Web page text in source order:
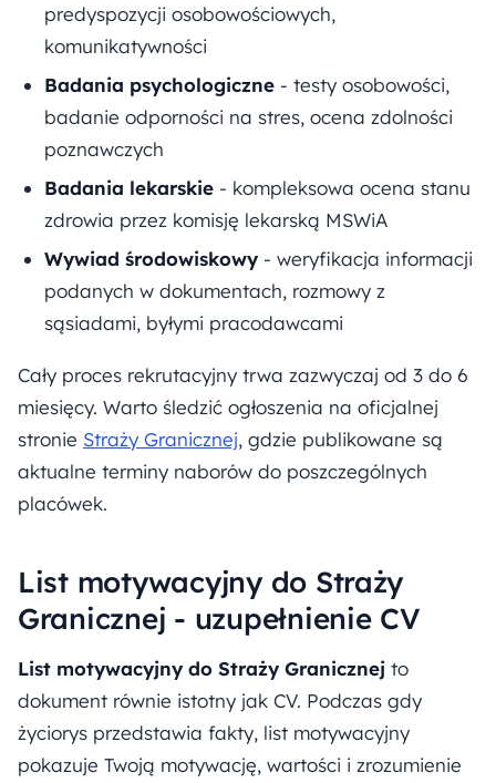
predyspozycji osobowościowych,
komunikatywności
Badania psychologiczne - testy osobowości,
badanie odporności na stres, ocena zdolności
poznawczych
Badania lekarskie - kompleksowa ocena stanu
zdrowia przez komisję lekarską MSWiA
Wywiad środowiskowy - weryfikacja informacji
podanych w dokumentach, rozmowy z
sąsiadami, byłymi pracodawcami
Cały proces rekrutacyjny trwa zazwyczaj od 3 do 6
miesięcy. Warto śledzić ogłoszenia na oficjalnej
stronie Straży Granicznej, gdzie publikowane są
aktualne terminy naborów do poszczególnych
placówek.
List motywacyjny do Straży
Granicznej - uzupełnienie CV
List motywacyjny do Straży Granicznej to
dokument równie istotny jak CV. Podczas gdy
życiorys przedstawia fakty, list motywacyjny
pokazuje Twoją motywację, wartości i zrozumienie